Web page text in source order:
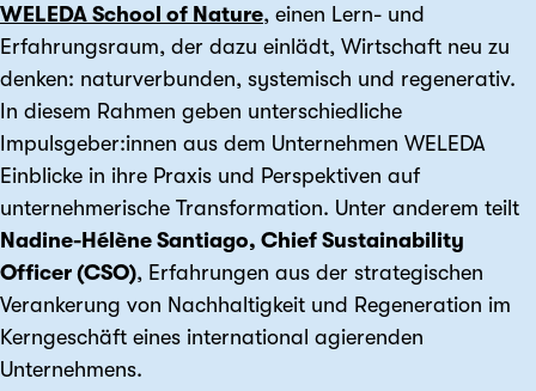
WELEDA School of Nature, einen Lern- und
Erfahrungsraum, der dazu einlädt, Wirtschaft neu zu
denken: naturverbunden, systemisch und regenerativ.
In diesem Rahmen geben unterschiedliche
Impulsgeber:innen aus dem Unternehmen WELEDA
Einblicke in ihre Praxis und Perspektiven auf
unternehmerische Transformation. Unter anderem teilt
Nadine-Hélène Santiago, Chief Sustainability
Officer (CSO), Erfahrungen aus der strategischen
Verankerung von Nachhaltigkeit und Regeneration im
Kerngeschäft eines international agierenden
Unternehmens.